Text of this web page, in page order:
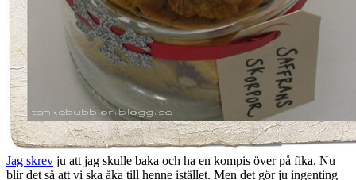
Jag skrev ju att jag skulle baka och ha en kompis över på fika. Nu
blir det så att vi ska åka till henne istället. Men det gör ju ingenting